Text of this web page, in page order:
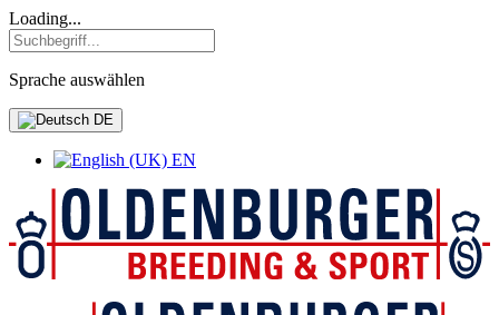
Loading...
Sprache auswählen
DE
EN